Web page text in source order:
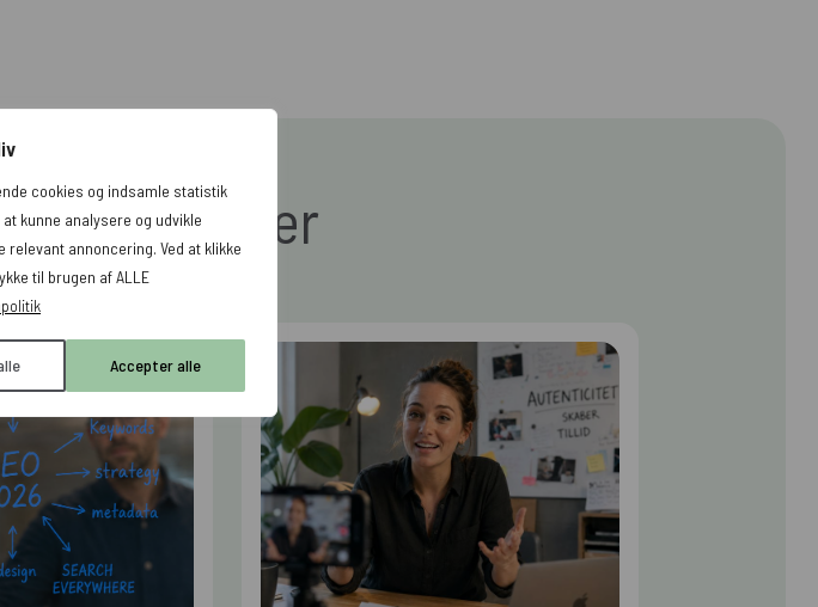
cookies og indsamle statistik
kunne analysere og udvikle
annoncering. Ved at klikke
til brugen af ALLE
Accepter alle
artikler